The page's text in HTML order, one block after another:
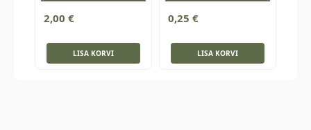
2,00 €
LISA KORVI
0,25 €
LISA KORVI